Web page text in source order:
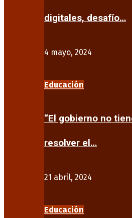
digitales, desafío…
4 mayo, 2024
Educación
“El gobierno no
resolver el…
21 abril, 2024
Educación